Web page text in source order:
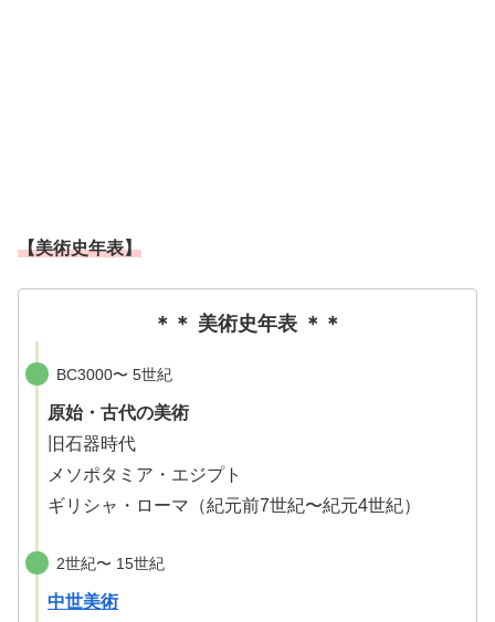
【美術史年表】
＊＊ 美術史年表 ＊＊
BC3000〜 5世紀
原始・古代の美術
旧石器時代
メソポタミア・エジプト
ギリシャ・ローマ（紀元前7世紀〜紀元4世紀）
2世紀〜 15世紀
中世美術